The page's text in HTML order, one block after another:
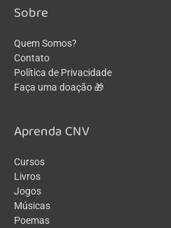
Sobre
Quem Somos?
Contato
Política de Privacidade
Faça uma doação 🎁
Aprenda CNV
Cursos
Livros
Jogos
Músicas
Poemas